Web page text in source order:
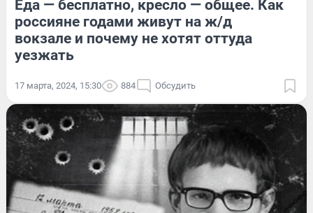
Еда — бесплатно, кресло — общее. Как
россияне годами живут на ж/д
вокзале и почему не хотят оттуда
уезжать
17 марта, 2024, 15:30 884 Обсудить